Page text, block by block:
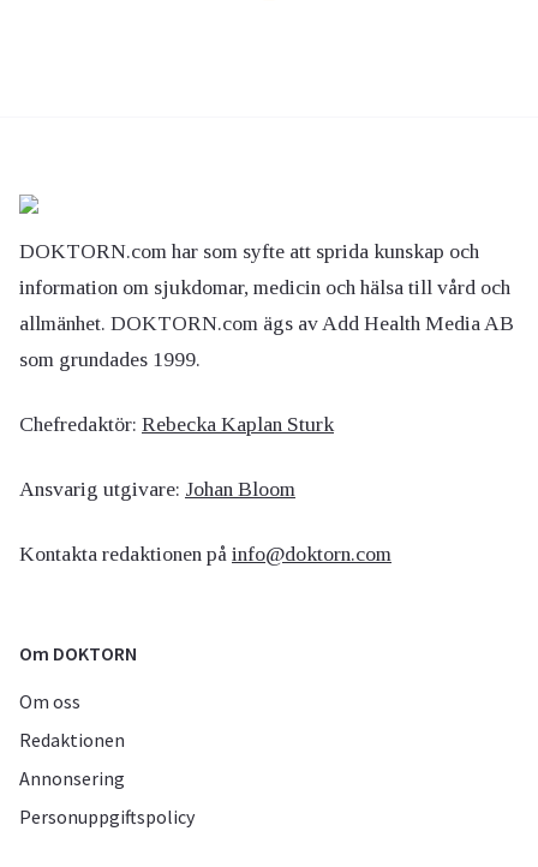
DOKTORN.com har som syfte att sprida kunskap och
information om sjukdomar, medicin och hälsa till vård och
allmänhet. DOKTORN.com ägs av Add Health Media AB
som grundades 1999.
Chefredaktör: Rebecka Kaplan Sturk
Ansvarig utgivare: Johan Bloom
Kontakta redaktionen på info@doktorn.com
Om DOKTORN
Om oss
Redaktionen
Annonsering
Personuppgiftspolicy